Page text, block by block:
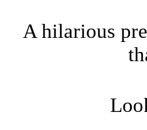
A hilarious